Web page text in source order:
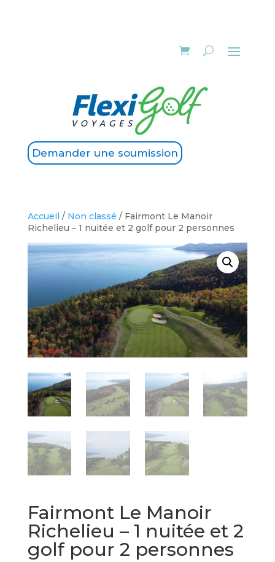
Demander une soumission
Accueil / Non classé / Fairmont Le Manoir
Richelieu – 1 nuitée et 2 golf pour 2 personnes
Fairmont Le Manoir
Richelieu – 1 nuitée et 2
golf pour 2 personnes